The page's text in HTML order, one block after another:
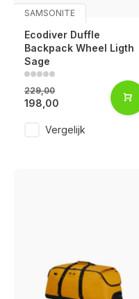
SAMSONITE
Ecodiver Duffle
Backpack Wheel Ligth
Sage
229,00
198,00
Vergelijk